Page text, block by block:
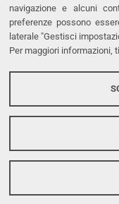
navigazione e alcuni
preferenze possono
laterale "Gestisci
Per maggiori informazioni,
LINKS
Protezione